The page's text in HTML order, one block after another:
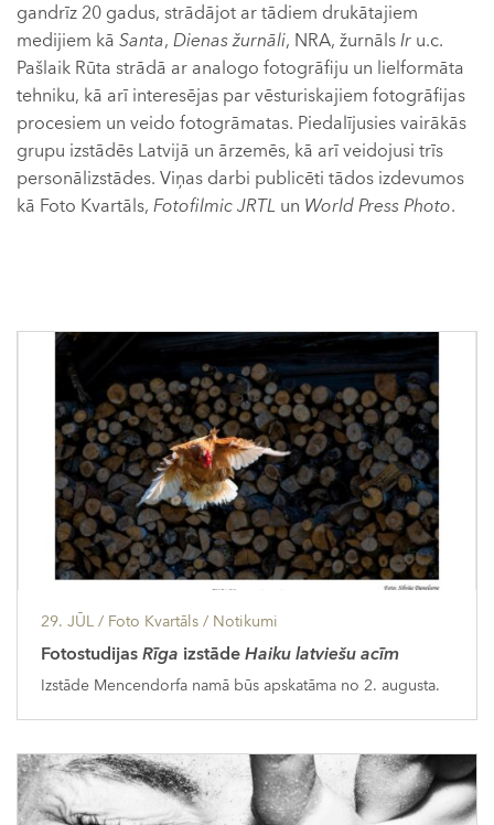
gandrīz 20 gadus, strādājot ar tādiem drukātajiem
medijiem kā Santa, Dienas žurnāli, NRA, žurnālsIr u.c.
Pašlaik Rūta strādā ar analogo fotogrāfiju un lielformāta
tehniku, kā arī interesējas par vēsturiskajiem fotogrāfijas
procesiem un veido fotogrāmatas. Piedalījusies vairākās
grupu izstādēs Latvijā un ārzemēs, kā arī veidojusi trīs
personālizstādes. Viņas darbi publicēti tādos izdevumos
kā Foto Kvartāls, Fotofilmic JRTL un World Press Photo.
29. JŪL / Foto Kvartāls / Notikumi
FotostudijasRīga izstādeHaiku latviešu acīm
Izstāde Mencendorfa namā būs apskatāma no 2. augusta.